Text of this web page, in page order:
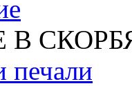
печали